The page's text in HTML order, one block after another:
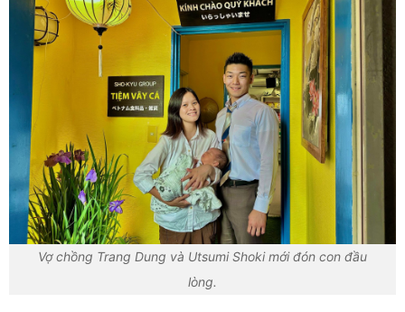
Vợ chồng Trang Dung và Utsumi Shoki mới đón con đầu
lòng.